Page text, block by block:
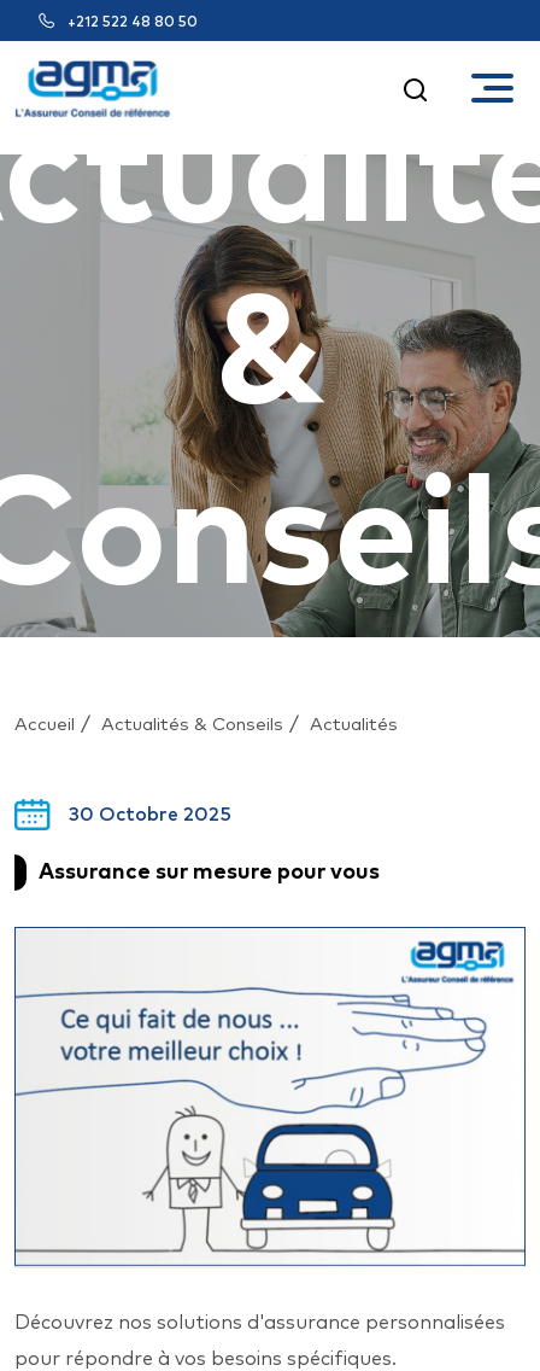
+212 522 48 80 50
&
Accueil / Actualités & Conseils / Actualités
30 Octobre 2025
Assurance sur mesure pour vous
Découvrez nos solutions d'assurance personnalisées
pour répondre à vos besoins spécifiques.